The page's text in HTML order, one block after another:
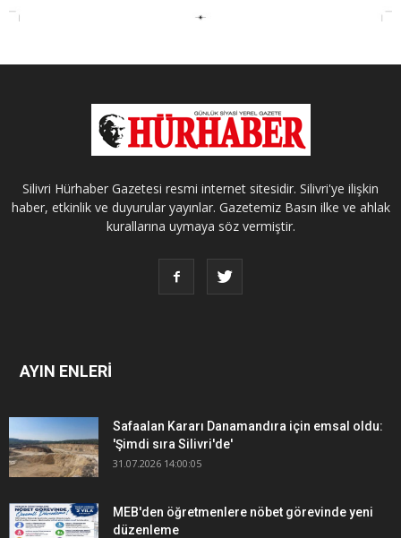
Silivri Hürhaber Gazetesi resmi internet sitesidir. Silivri'ye ilişkin
haber, etkinlik ve duyurular yayınlar. Gazetemiz Basın ilke ve ahlak
kurallarına uymaya söz vermiştir.
AYIN ENLERİ
Safaalan Kararı Danamandıra için emsal oldu:
'Şimdi sıra Silivri'de'
31.07.2026 14:00:05
MEB'den öğretmenlere nöbet görevinde yeni
düzenleme